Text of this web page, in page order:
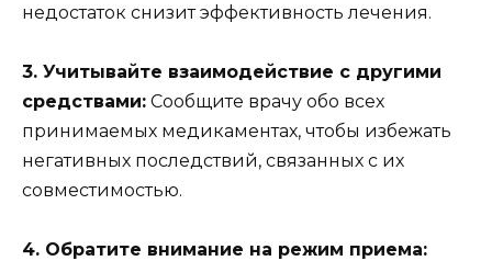
недостаток снизит эффективность лечения.
3. Учитывайте взаимодействие с другими
средствами: Сообщите врачу обо всех
принимаемых медикаментах, чтобы избежать
негативных последствий, связанных с их
совместимостью.
4. Обратите внимание на режим приема: